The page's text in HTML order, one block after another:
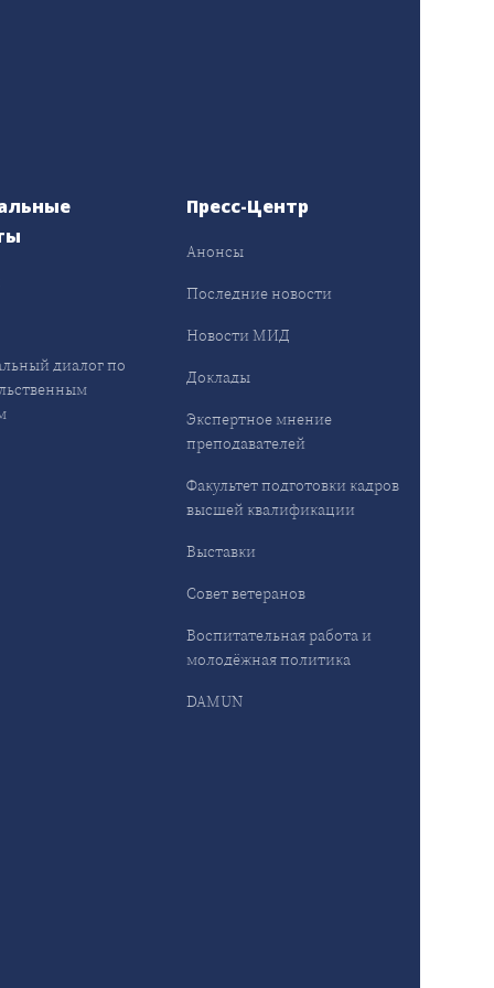
диалог по
Пресс-Центр
Анонсы
Последние новости
Новости МИД
Доклады
Экспертное мнение
преподавателей
Факультет подготовки кадров
высшей квалификации
Выставки
Совет ветеранов
Воспитательная работа и
молодёжная политика
DAMUN